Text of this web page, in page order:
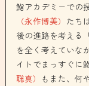
鮨アカデミーでの
（永作博美） たち
後の進路を考える
を全く考えていな
イトでまっすぐに
聡真） もまた、何